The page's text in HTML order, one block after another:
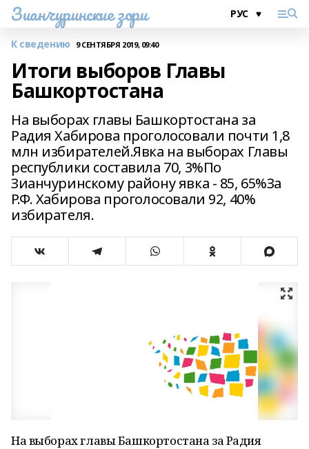
Зианчуринские зори
К сведению 9 СЕНТЯБРЯ 2019, 09:40
Итоги выборов Главы
Башкортостана
На выборах главы Башкортостана за
Радия Хабирова проголосовали почти 1,8
млн избирателей.Явка на выборах Главы
республики составила 70, 3%По
Зианчуринскому району явка - 85, 65%За
Р.Ф. Хабирова проголосовали 92, 40%
избирателя.
На выборах главы Башкортостана за Радия